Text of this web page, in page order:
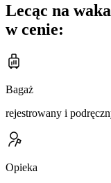
Lecąc na
w cenie:
Bagaż
rejestrowany i
Opieka